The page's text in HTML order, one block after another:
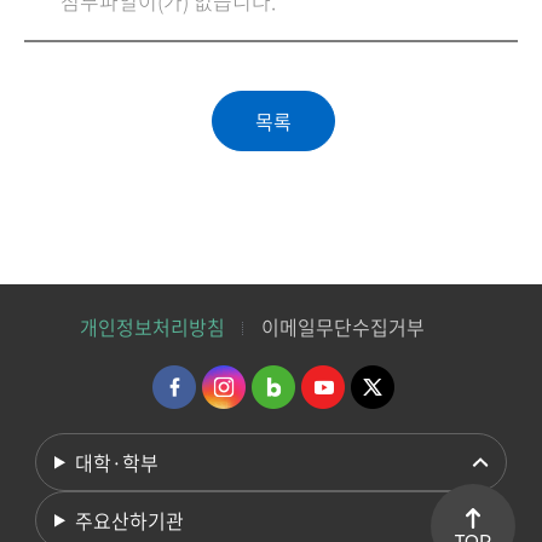
개인정보처리방침 이메일무단수집거부
대학·학부
주요산하기관